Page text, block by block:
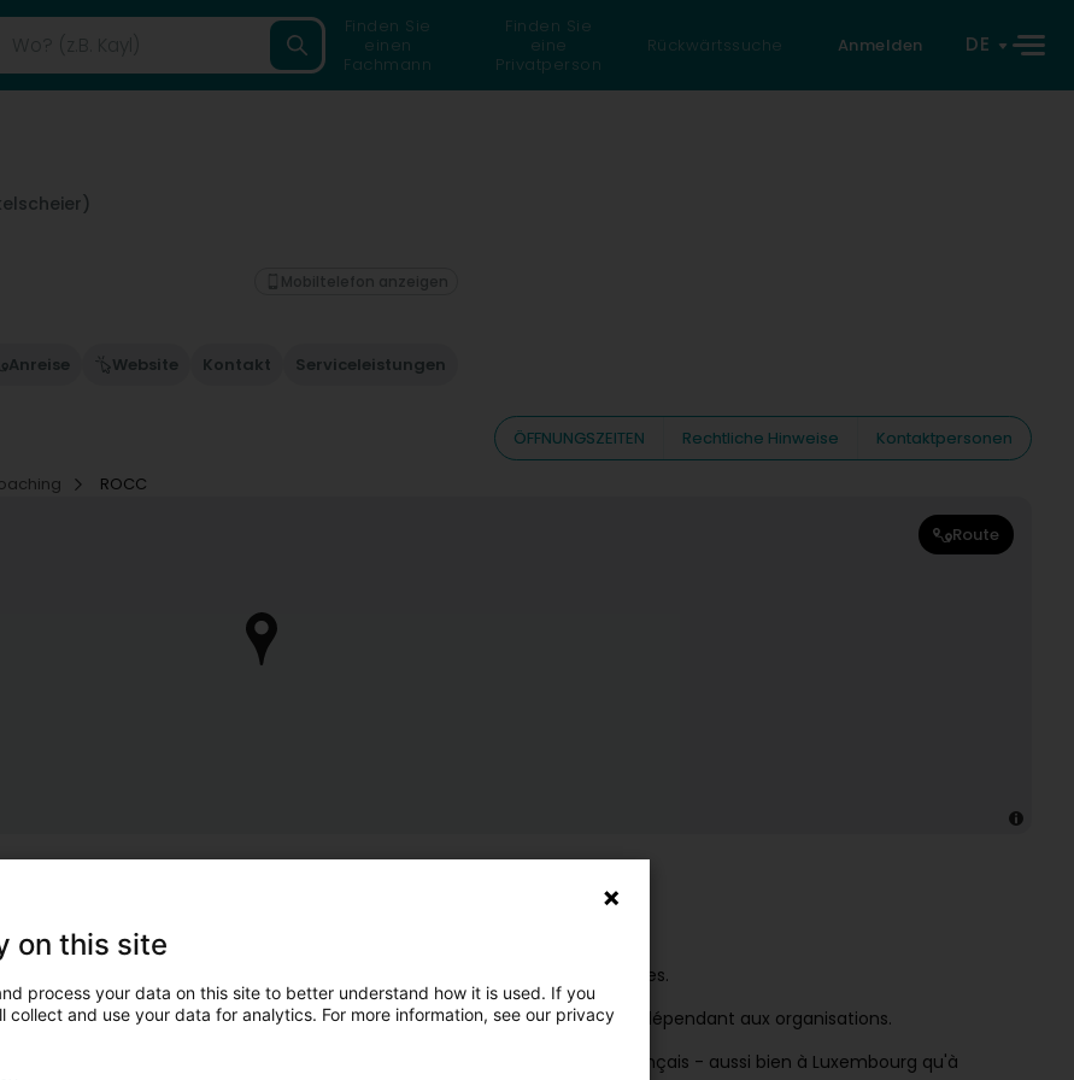
Finden Sie
einen
Fachmann
Finden Sie
eine
Privatperson
Rückwärtssuche Anmelden DE
Anreise Website Kontakt Serviceleistungen
Mobiltelefon anzeigen
ÖFFNUNGSZEITEN Rechtliche Hinweise
Kontaktpersonen
ROCC
Route
est une société de Coaching et de Conseil aux entreprises.
fondateur, Gilbert RENEL, fournit également des prestations de Directeur Indépendant aux organisations.
est basée au Luxembourg et fournit des prestations en anglais en en français - aussi bien à Luxembourg qu'à
on this site
process your data on this site to better understand how it is used. If you
collect and use your data for analytics. For more information, see our privacy